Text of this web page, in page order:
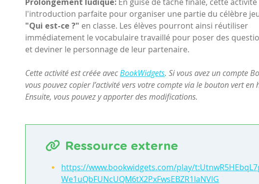
l'introduction parfaite pour organiser une partie du célèbre
"Qui est-ce ?" en classe. Les élèves pourront ainsi réutiliser
immédiatement le vocabulaire travaillé pour poser des
et deviner le personnage de leur partenaire.
Cette activité est créée avecBookWidgets. Si vous avez un compte
vous pouvez copier l’activité vers votre compte via le bouton vert en
Ensuite, vous pouvez y apporter des modifications.
Ressource externe
https://www.bookwidgets.com/play/
We1uQbFUNcUQM6tX2PxFwsEBZR1laNVlG